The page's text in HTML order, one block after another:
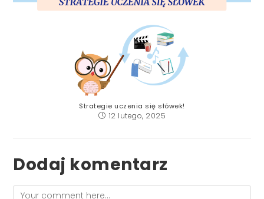
Strategie uczenia się słówek!
12 lutego, 2025
Dodaj komentarz